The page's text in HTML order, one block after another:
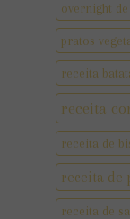
overnight
pratos
receita
receita
receita de
receita de
receita de